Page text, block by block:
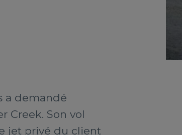
a demandé
Creek. Son vol
jet privé du client